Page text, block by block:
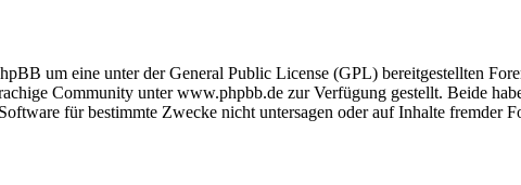
um eine unter der General Public License (GPL) bereitgestellten
Community unter www.phpbb.de zur Verfügung gestellt. Beide
für bestimmte Zwecke nicht untersagen oder auf Inhalte fremder